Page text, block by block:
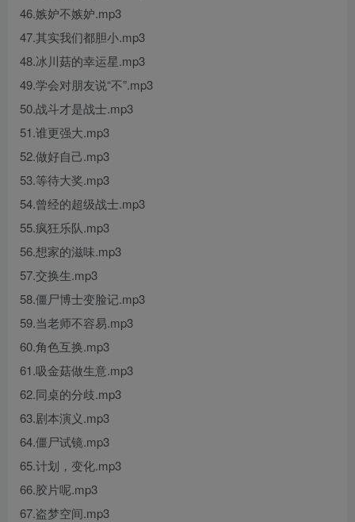
46.嫉妒不嫉妒.mp3
47.其实我们都胆小.mp3
48.冰川菇的幸运星.mp3
49.学会对朋友说“不”.mp3
50.战斗才是战士.mp3
51.谁更强大.mp3
52.做好自己.mp3
53.等待大奖.mp3
54.曾经的超级战士.mp3
55.疯狂乐队.mp3
56.想家的滋味.mp3
57.交换生.mp3
58.僵尸博士变脸记.mp3
59.当老师不容易.mp3
60.角色互换.mp3
61.吸金菇做生意.mp3
62.同桌的分歧.mp3
63.剧本演义.mp3
64.僵尸试镜.mp3
65.计划，变化.mp3
66.胶片呢.mp3
67.盗梦空间.mp3